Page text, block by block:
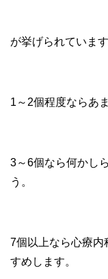
が挙げられています
1～2個程度ならあ
3～6個なら何かし
う。
7個以上なら心療内
すめします。